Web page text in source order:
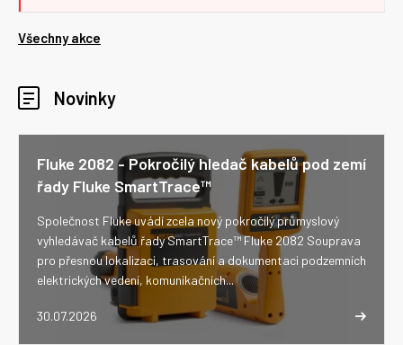
Všechny akce
Novinky
Fluke 2082 - Pokročilý hledač kabelů pod zemí
řady Fluke SmartTrace™
30.07.2026
Společnost Fluke uvádí zcela nový pokročilý průmyslový
vyhledávač kabelů řady SmartTrace™ Fluke 2082 Souprava
pro přesnou lokalizaci, trasování a dokumentaci podzemních
elektrických vedení, komunikačních...